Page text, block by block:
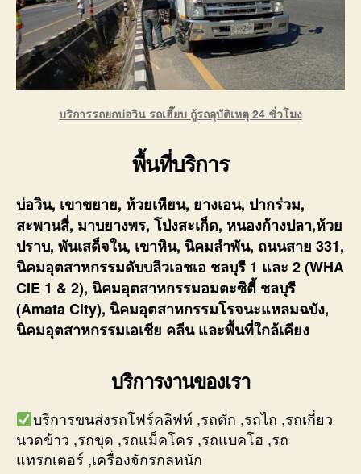
บริการรถยกบ่อวิน รถเฮี๊ยบ กู้รถอุบัติเหตุ 24 ชั่วโมง
พื้นที่บริการ
บ่อวิน, เขาขยาย, ห้วยเหียน, ยางเอน, ปากร่วม,
สะพานสี่, มาบยางพร, โป่งสะเก็ด, หนองก้างปลา,ห้วย
ปราบ, พันเสด็จใน, เขาหิน, นิคมลำพัน, ถนนสาย 331,
นิคมอุตสาหกรรมดับบลิวเอชเอ ชลบุรี 1 และ 2 (WHA
CIE 1 & 2), นิคมอุตสาหกรรมอมตะซิตี้ ชลบุรี
(Amata City), นิคมอุตสาหกรรมโรจนะแหลมฉบัง,
นิคมอุตสาหกรรมเอเชีย คลีน และพื้นที่ใกล้เคียง
บริการงานของเรา
บริการขนส่งรถโฟร์คลิฟท์ ,รถตัก ,รถไถ ,รถเกี่ยว
นวดข้าว ,รถขุด ,รถแม็คโคร ,รถแบคโฮ ,รถ
แทรกเตอร์ ,เครื่องจักรกลหนัก